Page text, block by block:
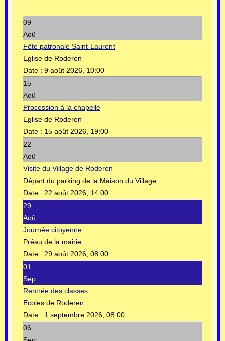
09
Aoû
Fête patronale Saint-Laurent
Eglise de Roderen
Date : 9 août 2026, 10:00
15
Aoû
Procession à la chapelle
Eglise de Roderen
Date : 15 août 2026, 19:00
22
Aoû
Visite du Village de Roderen
Départ du parking de la Maison du Village.
Date : 22 août 2026, 14:00
29
Aoû
Journée citoyenne
Préau de la mairie
Date : 29 août 2026, 08:00
01
Sep
Rentrée des classes
Ecoles de Roderen
Date : 1 septembre 2026, 08:00
06